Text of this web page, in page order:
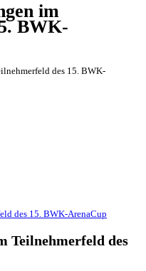
im
BWK-
des 15. BWK-
Teilnehmerfeld des